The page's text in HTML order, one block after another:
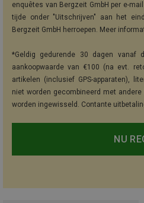
enquêtes van Bergzeit GmbH per e-
tijde onder "Uitschrijven" aan het
Bergzeit GmbH herroepen. Meer
*Geldig gedurende 30 dagen
aankoopwaarde van €100 (na evt.
artikelen (inclusief GPS-apparaten),
niet worden gecombineerd met
worden ingewisseld. Contante
NU